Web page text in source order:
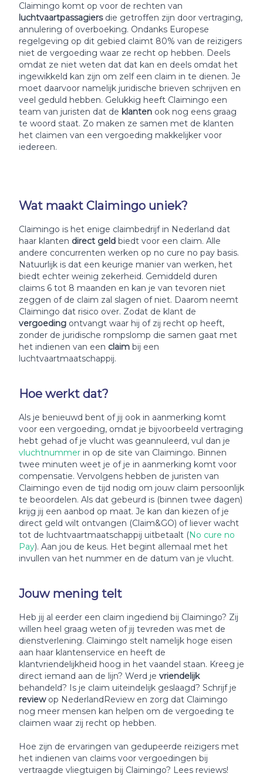
Claimingo komt op voor de rechten van
luchtvaartpassagiersdie getroffen zijn door vertraging,
annulering of overboeking. Ondanks Europese
regelgeving op dit gebied claimt 80% van de reizigers
niet de vergoeding waar ze recht op hebben. Deels
omdat ze niet weten dat dat kan en deels omdat het
ingewikkeld kan zijn om zelf een claim in te dienen. Je
moet daarvoor namelijk juridische brieven schrijven en
veel geduld hebben. Gelukkig heeft Claimingo een
team van juristen dat de klanten ook nog eens graag
te woord staat. Zo maken ze samen met de klanten
het claimen van een vergoeding makkelijker voor
iedereen.
Wat maakt Claimingo uniek?
Claimingo is het enige claimbedrijf in Nederland dat
haar klanten direct geld biedt voor een claim. Alle
andere concurrenten werken op no cure no pay basis.
Natuurlijk is dat een keurige manier van werken, het
biedt echter weinig zekerheid. Gemiddeld duren
claims 6 tot 8 maanden en kan je van tevoren niet
zeggen of de claim zal slagen of niet. Daarom neemt
Claimingo dat risico over. Zodat de klant de
vergoeding ontvangt waar hij of zij recht op heeft,
zonder de juridische rompslomp die samen gaat met
het indienen van een claim bij een
luchtvaartmaatschappij.
Hoe werkt dat?
Als je benieuwd bent of jij ook in aanmerking komt
voor een vergoeding, omdat je bijvoorbeeld vertraging
hebt gehad of je vlucht was geannuleerd, vul dan je
vluchtnummer in op de site van Claimingo. Binnen
twee minuten weet je of je in aanmerking komt voor
compensatie. Vervolgens hebben de juristen van
Claimingo even de tijd nodig om jouw claim persoonlijk
te beoordelen. Als dat gebeurd is (binnen twee dagen)
krijg jij een aanbod op maat. Je kan dan kiezen of je
direct geld wilt ontvangen (Claim&GO) of liever wacht
tot de luchtvaartmaatschappij uitbetaalt (No cure no
Pay). Aan jou de keus. Het begint allemaal met het
invullen van het nummer en de datum van je vlucht.
Jouw mening telt
Heb jij al eerder een claim ingediend bij Claimingo? Zij
willen heel graag weten of jij tevreden was met de
dienstverlening. Claimingo stelt namelijk hoge eisen
aan haar klantenservice en heeft de
klantvriendelijkheid hoog in het vaandel staan. Kreeg je
direct iemand aan de lijn? Werd je vriendelijk
behandeld? Is je claim uiteindelijk geslaagd? Schrijf je
reviewop NederlandReview en zorg dat Claimingo
nog meer mensen kan helpen om de vergoeding te
claimen waar zij recht op hebben.
Hoe zijn de ervaringen van gedupeerde reizigers met
het indienen van claims voor vergoedingen bij
vertraagde vliegtuigen bij Claimingo? Lees reviews!